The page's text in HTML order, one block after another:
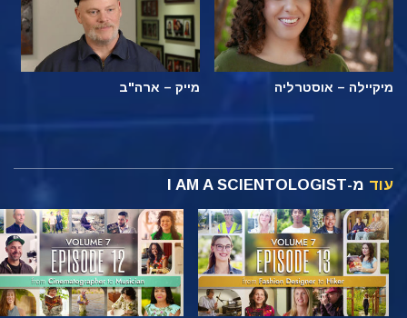
מיקיילה – אוסטרליה מייק – ארה"ב
עוד מ-I AM A SCIENTOLOGIST